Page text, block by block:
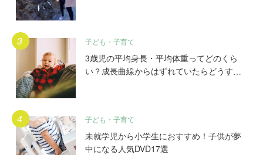
子ども・子育て
3歳児の平均身長・平均体重ってどのくら
い？成長曲線からはずれていたらどうす
子ども・子育て
未就学児から小学生におすすめ！子供が夢
中になる人気DVD17選